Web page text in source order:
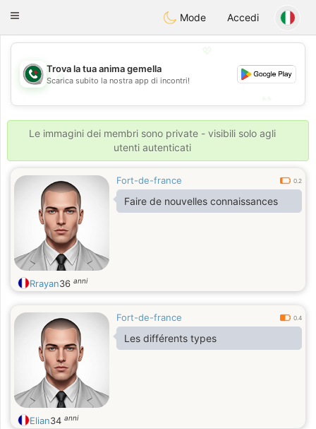
Weshrak
Toggle
Mode Accedi
💖
💕
Trova la tua anima gemella
Scarica subito la nostra app di incontri!
Le immagini dei membri sono private - visibili solo agli
utenti autenticati
Fort-de-france 0.2
Faire de nouvelles connaissances
Rrayan36 anni
Fort-de-france 0.4
Les différents types
Elian34 anni